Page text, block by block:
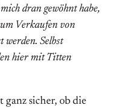
dran gewöhnt habe,
Verkaufen von
werden. Selbst
hier mit Titten
sicher, ob die